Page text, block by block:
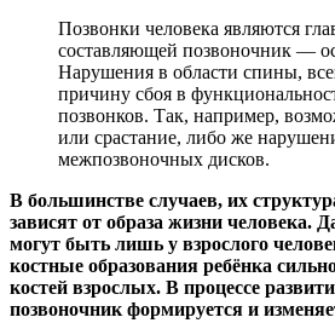
Позвонки человека являются
составляющей позвоночник —
Нарушения в области спины,
причину сбоя в
позвонков. Так, например,
или срастание, либо же
межпозвоночных дисков.
В большинстве случаев, их
зависят от образа жизни человека.
могут быть лишь у взрослого
костные образования ребёнка
костей взрослых. В процессе
позвоночник формируется и